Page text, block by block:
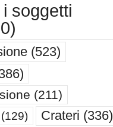
soggetti
(523)
(211)
(129) Crateri (336)